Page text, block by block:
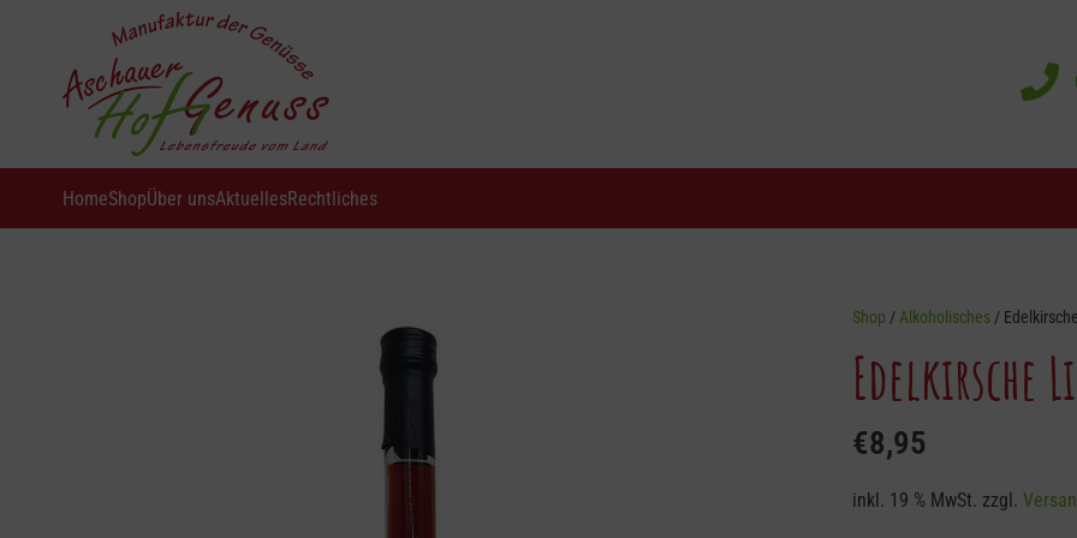
HomeShopÜber unsAktuellesRechtliches
Shop /Alkoholisches /
Edelkirsche
€8,95
inkl. 19 % MwSt. zzgl.